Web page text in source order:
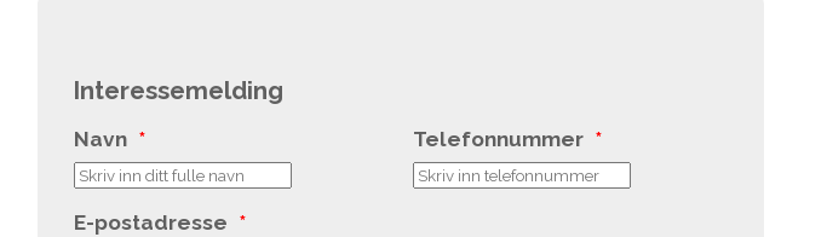
Interessemelding
Navn * Telefonnummer *
E-postadresse *